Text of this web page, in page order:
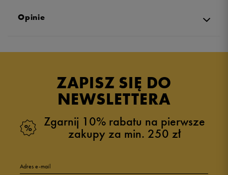
Opinie
4.3
zebranych i zweryfikowanych przez
ZAPISZ SIĘ DO
NEWSLETTERA
Zgarnij 10% rabatu na pierwsze
zakupy za min. 250 zł
Adres e-mail